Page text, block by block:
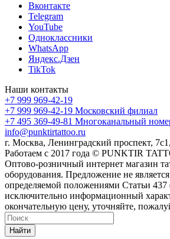
Вконтакте
Telegram
YouTube
Одноклассники
WhatsApp
Яндекс.Дзен
TikTok
Наши контакты
+7 999 969-42-19
+7 999 969-42-19 Московский филиал
+7 495 369-49-81 Многоканальный
info@punktirtattoo.ru
г. Москва, Ленинградский проспект,
Работаем с 2017 года © PUNKTIR
Оптово-розничный интернет магазин
оборудования. Предложение не
определяемой положениями Статьи
исключительно информационный
окончательную цену, уточняйте,
Найти